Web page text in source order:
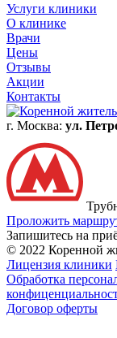
Услуги клиники
О клинике
Врачи
Цены
Отзывы
Акции
Контакты
г. Москва: ул.
Проложить
Запишитесь на
© 2022 Коренной
Лицензия клиники
Обработка
Договор оферты